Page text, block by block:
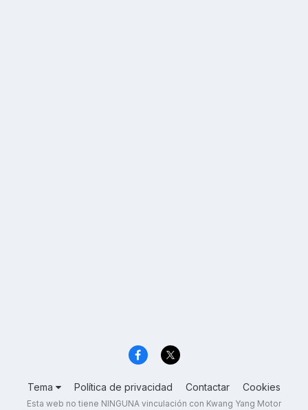
Tema Política de privacidad Contactar Cookies
Esta web no tiene NINGUNA vinculación con Kwang Yang Motor